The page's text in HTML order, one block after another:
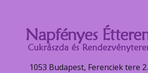
1053 Budapest, Ferenciek tere 2.